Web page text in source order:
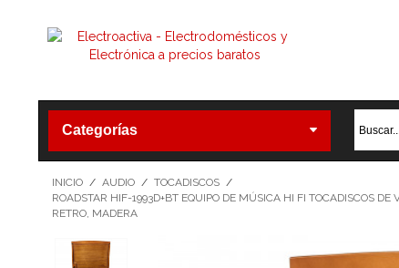
Categorías
INICIO / AUDIO / TOCADISCOS /
ROADSTAR HIF-1993D+BT EQUIPO DE MÚSICA HI FI TOCADISCOS
RETRO, MADERA